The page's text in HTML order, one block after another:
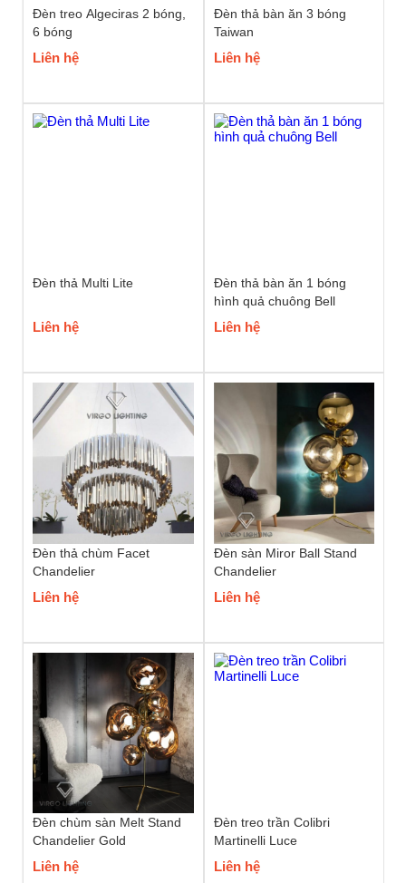
Đèn treo Algeciras 2 bóng,
6 bóng
Liên hệ
Đèn thả bàn ăn 3 bóng
Taiwan
Liên hệ
Đèn thả Multi Lite
Liên hệ
Đèn thả bàn ăn 1 bóng
hình quả chuông Bell
Liên hệ
Đèn thả chùm Facet
Chandelier
Liên hệ
Đèn sàn Miror Ball Stand
Chandelier
Liên hệ
Đèn chùm sàn Melt Stand
Chandelier Gold
Liên hệ
Đèn treo trần Colibri
Martinelli Luce
Liên hệ